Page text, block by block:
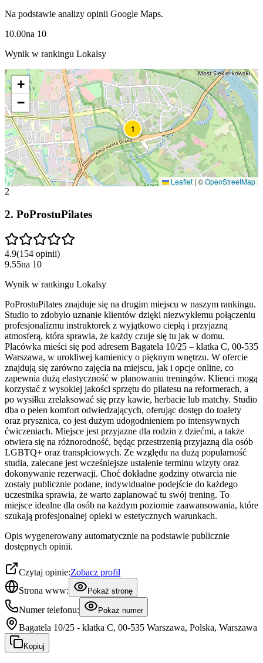
Na podstawie analizy opinii Google Maps.
10.00na 10
Wynik w rankingu Lokalsy
1
+
−
Leaflet | ©OpenStreetMap
2
2. PoProstuPilates
4.9(154 opinii)
9.55na 10
Wynik w rankingu Lokalsy
PoProstuPilates znajduje się na drugim miejscu w naszym rankingu.
Studio to zdobyło uznanie klientów dzięki niezwykłemu połączeniu
profesjonalizmu instruktorek z wyjątkowo ciepłą i przyjazną
atmosferą, która sprawia, że każdy czuje się tu jak w domu.
Placówka mieści się pod adresem Bagatela 10/25 – klatka C, 00-535
Warszawa, w urokliwej kamienicy o pięknym wnętrzu. W ofercie
znajdują się zarówno zajęcia na miejscu, jak i opcje online, co
zapewnia dużą elastyczność w planowaniu treningów. Klienci mogą
korzystać z wysokiej jakości sprzętu do pilatesu na reformerach, a
po wysiłku zrelaksować się przy kawie, herbacie lub matchy. Studio
dba o pełen komfort odwiedzających, oferując dostęp do toalety
oraz prysznica, co jest dużym udogodnieniem po intensywnych
ćwiczeniach. Miejsce jest przyjazne dla rodzin z dziećmi, a także
otwiera się na różnorodność, będąc przestrzenią przyjazną dla osób
LGBTQ+ oraz transpłciowych. Ze względu na dużą popularność
studia, zalecane jest wcześniejsze ustalenie terminu wizyty oraz
dokonywanie rezerwacji. Choć dokładne godziny otwarcia nie
zostały publicznie podane, indywidualne podejście do każdego
uczestnika sprawia, że warto zaplanować tu swój trening. To
miejsce idealne dla osób na każdym poziomie zaawansowania, które
szukają profesjonalnej opieki w estetycznych warunkach.
Opis wygenerowany automatycznie na podstawie publicznie
dostępnych opinii.
Czytaj opinie:Zobacz profil
Strona www:
Pokaż stronę
Numer telefonu: Pokaż numer
Bagatela 10/25 - klatka C, 00-535 Warszawa, Polska, Warszawa
Kopiuj